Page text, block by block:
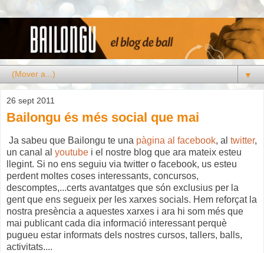
▼
26 sept 2011
Bailongu és més social que mai
Ja sabeu que Bailongu te una pàgina al facebook, al twitter,
un canal al youtube i el nostre blog que ara mateix esteu
llegint. Si no ens seguiu via twitter o facebook, us esteu
perdent moltes coses interessants, concursos,
descomptes,...certs avantatges que són exclusius per la
gent que ens segueix per les xarxes socials. Hem reforçat la
nostra presència a aquestes xarxes i ara hi som més que
mai publicant cada dia informació interessant perquè
pugueu estar informats dels nostres cursos, tallers, balls,
activitats....